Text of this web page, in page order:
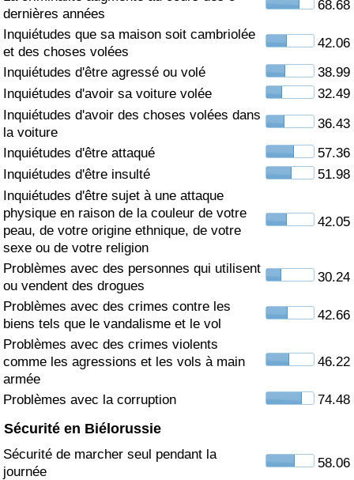
dernières années
68.68
Inquiétudes que sa maison soit cambriolée
et des choses volées
42.06
Inquiétudes d'être agressé ou volé
38.99
Inquiétudes d'avoir sa voiture volée
32.49
Inquiétudes d'avoir des choses volées dans
la voiture
36.43
Inquiétudes d'être attaqué
57.36
Inquiétudes d'être insulté
51.98
Inquiétudes d'être sujet à une attaque
physique en raison de la couleur de votre
peau, de votre origine ethnique, de votre
sexe ou de votre religion
42.05
Problèmes avec des personnes qui utilisent
ou vendent des drogues
30.24
Problèmes avec des crimes contre les
biens tels que le vandalisme et le vol
42.66
Problèmes avec des crimes violents
comme les agressions et les vols à main
armée
46.22
Problèmes avec la corruption 74.48
Sécurité en Biélorussie
Sécurité de marcher seul pendant la
journée
58.06
Soins de santé
Indice des soins de santé (Actuel)
Indice des soins de santé
Indice des soins de santé par Pays
Pollution
Indice de Pollution (Actuel)
Indice de pollution
Indice de Pollution par Pays
Trafic
Indice de Trafic
Indice de Trafic (Actuel)
Indice de Trafic par Pays